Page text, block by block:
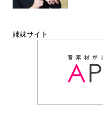
姉妹サイト